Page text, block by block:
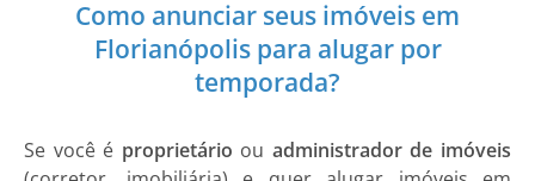
Como anunciar seus imóveis em
Florianópolis para alugar por
temporada?
Se você é proprietário ou administrador de imóveis